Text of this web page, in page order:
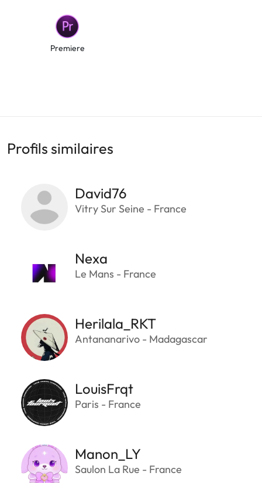
Premiere
Profils similaires
David76
Vitry Sur Seine - France
Nexa
Le Mans - France
Herilala_RKT
Antananarivo - Madagascar
LouisFrqt
Paris - France
Manon_LY
Saulon La Rue - France